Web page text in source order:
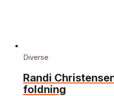
Diverse
Randi
foldning